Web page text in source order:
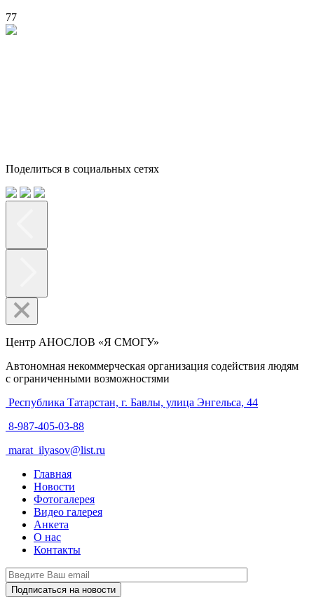
77
Поделиться в социальных сетях
Центр АНОСЛОВ «Я СМОГУ»
Автономная некоммерческая организация содействия людям
с ограниченными возможностями
Республика Татарстан, г. Бавлы, улица Энгельса, 44
8-987-405-03-88
marat_ilyasov@list.ru
Главная
Новости
Фотогалерея
Видео галерея
Анкета
О нас
Контакты